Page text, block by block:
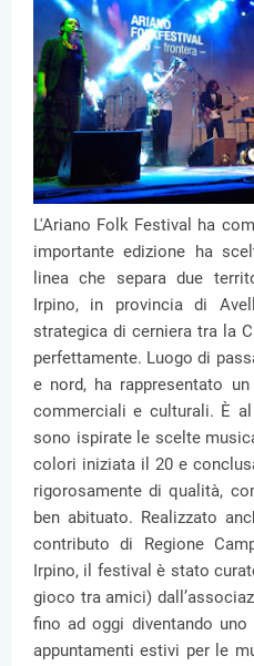
L'Ariano Folk Festival ha
importante edizione ha
linea che separa due
Irpino, in provincia di
strategica di cerniera tra la
perfettamente. Luogo di
e nord, ha rappresentato
commerciali e culturali. È
sono ispirate le scelte
colori iniziata il 20 e
rigorosamente di qualità,
ben abituato. Realizzato
contributo di Regione
Irpino, il festival è stato
gioco tra amici)
fino ad oggi diventando
appuntamenti estivi per le